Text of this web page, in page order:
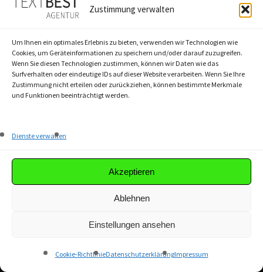
Zustimmung verwalten
Um Ihnen ein optimales Erlebnis zu bieten, verwenden wir Technologien wie
Cookies, um Geräteinformationen zu speichern und/oder darauf zuzugreifen.
Wenn Sie diesen Technologien zustimmen, können wir Daten wie das
Surfverhalten oder eindeutige IDs auf dieser Website verarbeiten. Wenn Sie Ihre
Zustimmung nicht erteilen oder zurückziehen, können bestimmte Merkmale
und Funktionen beeinträchtigt werden.
Dienste verwalten
Akzeptieren
Ablehnen
Einstellungen ansehen
Cookie-RichtlinieDatenschutzerklärungImpressum
Website
browser for the next time I comment.